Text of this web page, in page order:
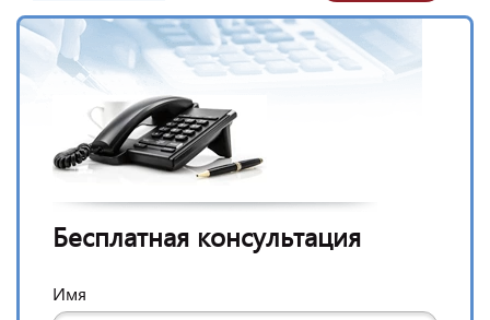
Бесплатная консультация
Имя